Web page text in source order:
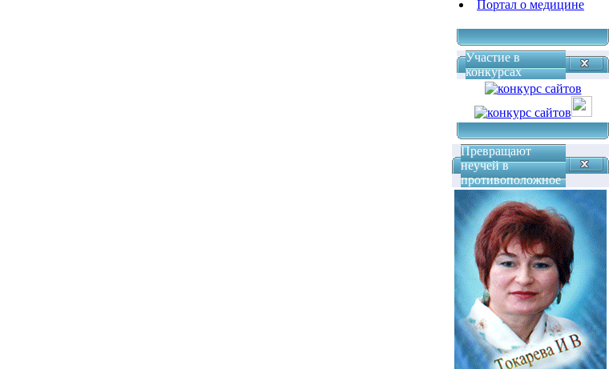
Портал о медицине
Участие в
конкурсах
Превращают
неучей в
противоположное